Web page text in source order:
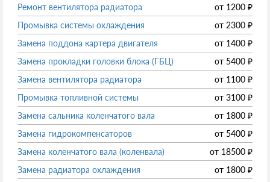
Ремонт вентилятора радиатора
от 1200 ₽
Промывка системы охлаждения
от 2300 ₽
Замена поддона картера двигателя
от 1400 ₽
Замена прокладки головки блока (ГБЦ)
от 5400 ₽
Замена вентилятора радиатора
от 1100 ₽
Промывка топливной системы
от 3100 ₽
Замена сальника коленчатого вала
от 1800 ₽
Замена гидрокомпенсаторов
от 5400 ₽
Замена коленчатого вала (коленвала)
от 18500 ₽
Замена радиатора охлаждения
от 1800 ₽